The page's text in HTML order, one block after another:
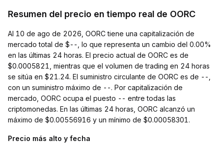
Resumen del precio en tiempo real de OORC
Al 10 de ago de 2026, OORC tiene una capitalización de
mercado total de $--, lo que representa un cambio del 0.00%
en las últimas 24 horas. El precio actual de OORC es de
$0.0005821, mientras que el volumen de trading en 24 horas
se sitúa en $21.24. El suministro circulante de OORC es de --,
con un suministro máximo de --. Por capitalización de
mercado, OORC ocupa el puesto -- entre todas las
criptomonedas. En las últimas 24 horas, OORC alcanzó un
máximo de $0.00556916 y un mínimo de $0.00058301.
Precio más alto y fecha